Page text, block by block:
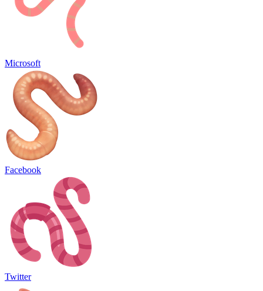
Microsoft
Facebook
Twitter